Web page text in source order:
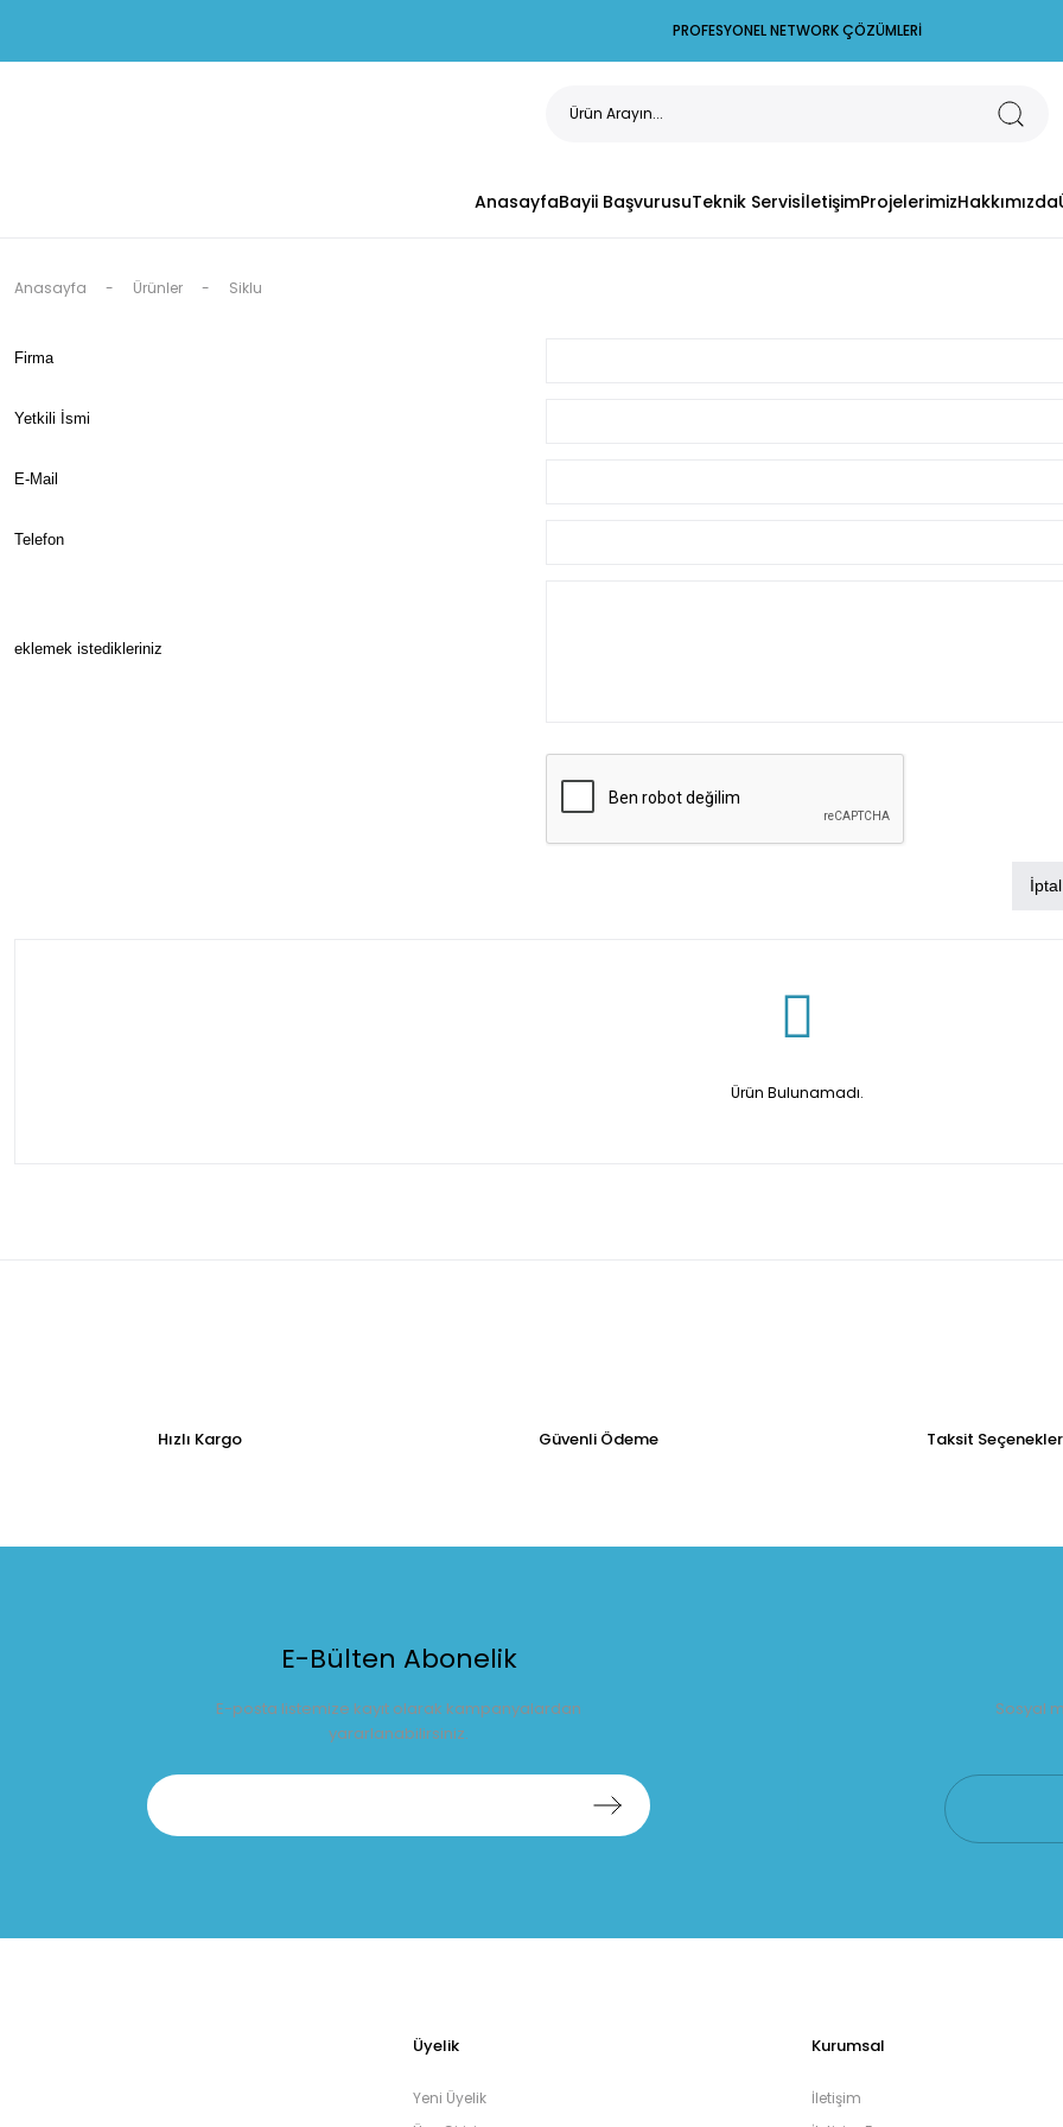
PROFESYONEL NETWORK ÇÖZÜMLERİ
AnasayfaBayii BaşvurusuTeknik ServisİletişimProjelerimizHakkımızda
Anasayfa Ürünler Siklu
Firma
Yetkili İsmi
E-Mail
Telefon
eklemek istedikleriniz
İptal
Ürün Bulunamadı.
Hızlı Kargo Güvenli Ödeme Taksit
E-Bülten Abonelik
E-posta listemize kayıt olarak kampanyalardan
yararlanabilirsiniz.
Sosyal
Üyelik
Yeni Üyelik
Kurumsal
İletişim